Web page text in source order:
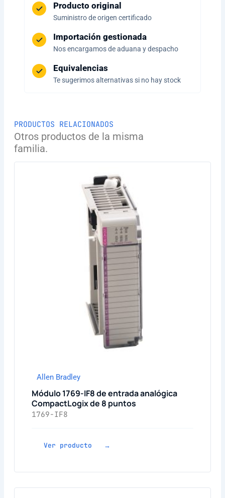
Producto original
Suministro de origen certificado
Importación gestionada
Nos encargamos de aduana y despacho
Equivalencias
Te sugerimos alternativas si no hay stock
PRODUCTOS RELACIONADOS
Otros productos de la misma
familia.
Allen Bradley
Módulo 1769-IF8 de entrada analógica
CompactLogix de 8 puntos
1769-IF8
Ver producto →